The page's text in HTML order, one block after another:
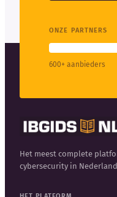
ONZE PARTNERS
600+ aanbieders
Het meest complete
cybersecurity in